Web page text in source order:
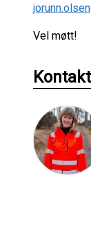
Vel møtt!